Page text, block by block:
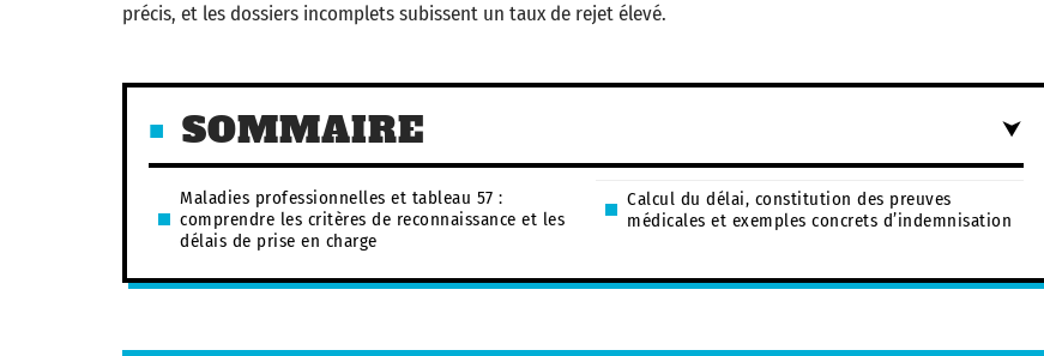
précis, et les dossiers incomplets subissent un taux de rejet élevé.
SOMMAIRE
Maladies professionnelles et tableau 57 :
comprendre les critères de reconnaissance et les
délais de prise en charge
Calcul du délai, constitution des preuves
médicales et exemples concrets d’indemnisation